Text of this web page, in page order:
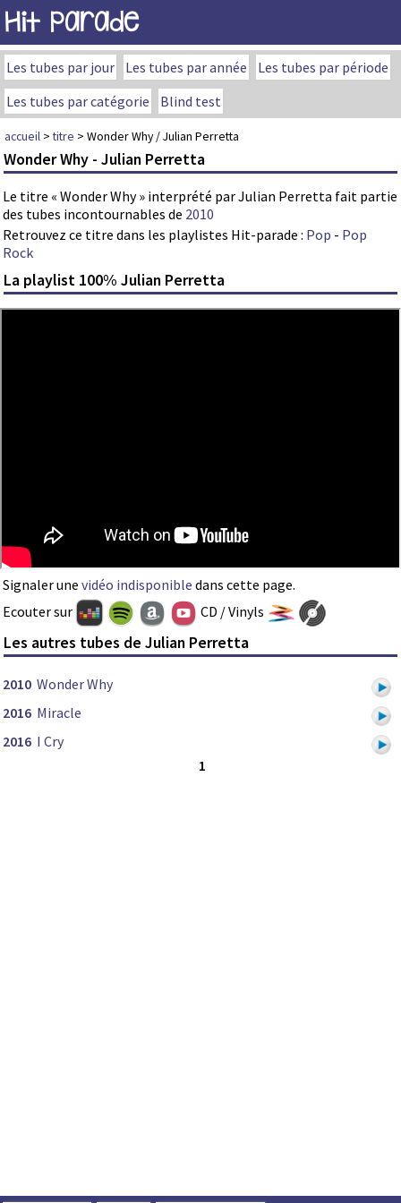
Hit Parade
Les tubes par jour Les tubes par année
Les tubes par période
Les tubes par catégorie
Blind test
accueil >titre > Wonder Why / Julian Perretta
Wonder Why - Julian Perretta
Le titre « Wonder Why » interprété par Julian Perretta fait partie
des tubes incontournables de 2010
Retrouvez ce titre dans les playlistes Hit-parade : Pop - Pop
Rock
La playlist 100% Julian Perretta
Signaler une vidéo indisponible dans cette page.
Ecouter sur
CD / Vinyls
Les autres tubes de Julian Perretta
2010 Wonder Why
2016 Miracle
2016 I Cry
1